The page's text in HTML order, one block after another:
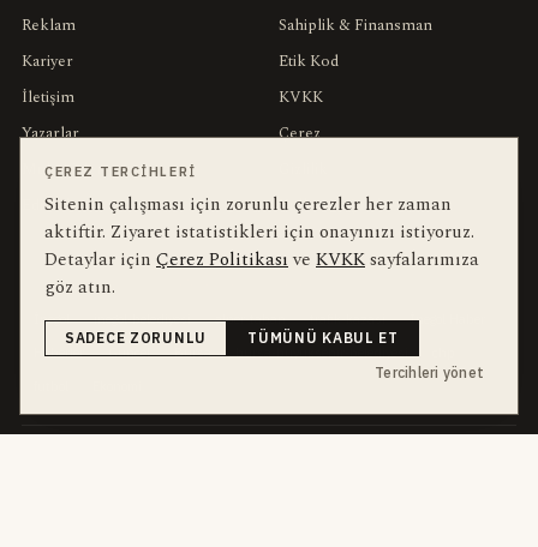
Reklam
Kariyer
İletişim
Yazarlar
Muhabirler
Editörler
Sahiplik & Finansman
Etik Kod
KVKK
Çerez
Kullanım Şartları
YEREL ARANANLAR
İnegöl inegol-belediyesi alper-taban trafik-kazasi
İnegöl Haber
Haberler
Güncel Bursa
ÇEREZ TERCIHLERI
Sitenin çalışması için zorunlu çerezler her zaman
aktiftir. Ziyaret istatistikleri için onayınızı istiyoruz.
Detaylar için Çerez Politikasıve KVKKsayfalarımıza
göz atın.
SADECE ZORUNLU
TÜMÜNÜ KABUL ET
Tercihleri yönet